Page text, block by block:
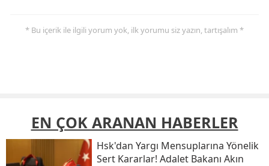
* Bu içerik ile ilgili yorum yok, ilk yorumu siz yazın, tartışalım *
EN ÇOK ARANAN HABERLER
Hsk'dan Yargı Mensuplarına Yönelik
Sert Kararlar! Adalet Bakanı Akın